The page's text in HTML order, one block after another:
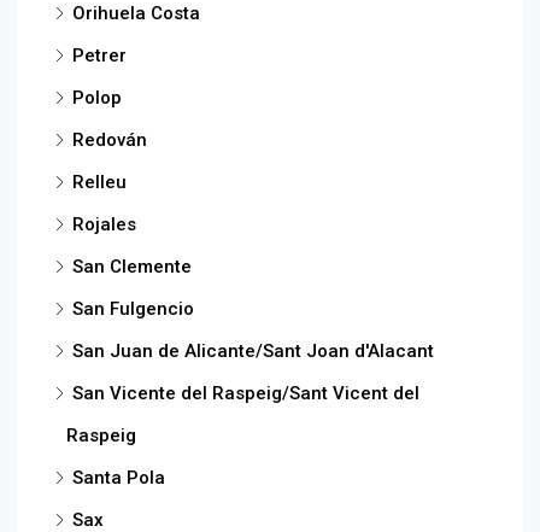
Orihuela Costa
Petrer
Polop
Redován
Relleu
Rojales
San Clemente
San Fulgencio
San Juan de Alicante/Sant Joan d'Alacant
San Vicente del Raspeig/Sant Vicent del
Raspeig
Santa Pola
Sax